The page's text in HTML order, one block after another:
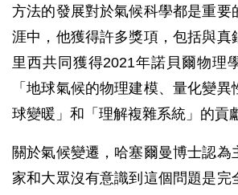
方法的發展對於氣候科學都是重要
涯中，他獲得許多獎項，包括與真
里西共同獲得2021年諾貝爾物理
「地球氣候的物理建模、量化變
球變暖」和「理解複雜系統」的貢
關於氣候變遷，哈塞爾曼博士認為
家和大眾沒有意識到這個問題是完